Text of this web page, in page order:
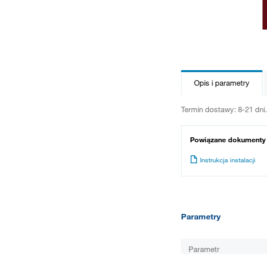
Opis i parametry
Termin dostawy: 8-21 dni.
Powiązane dokumenty
Instrukcja instalacji
Parametry
Parametr